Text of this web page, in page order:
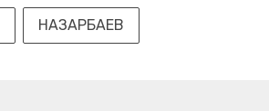
НАЗАРБАЕВ